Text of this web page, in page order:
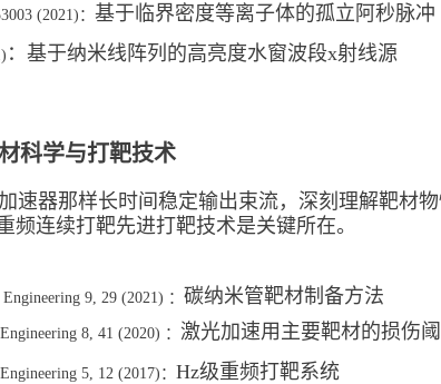
(2021)： 基于临界密度等离子体的孤立阿秒脉冲
：基于纳米线阵列的高亮度水窗波段x射线源
科学与打靶技术
速器那样长时间稳定输出束流，深刻理解靶材
频连续打靶先进打靶技术是关键所在。
9, 29 (2021) ： 碳纳米管靶材制备方法
8, 41 (2020) ： 激光加速用主要靶材的损伤
5, 12 (2017)： Hz级重频打靶系统